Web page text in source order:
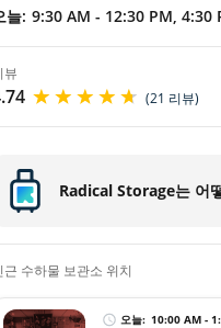
늘: 9:30 AM - 12:30 PM 4:30
리뷰
(21 리뷰)
Radical Storage는 어
인근 수하물 보관소 위치
오늘: 10:00 AM -